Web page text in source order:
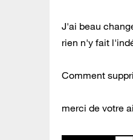
J'ai beau
rien n'y fait
Comment
merci de votre